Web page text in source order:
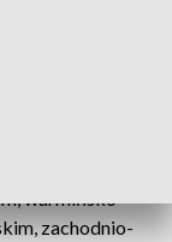
warmińsko-
zachodnio-